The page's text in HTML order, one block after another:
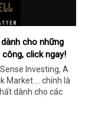
cho những
click ngay!
Investing, A
Market … chính là
dành cho các